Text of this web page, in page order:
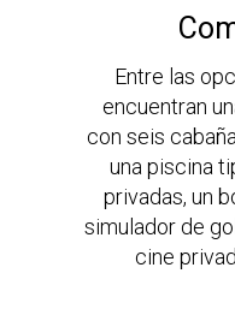
Entre las
encuentran
con seis
una piscina
privadas, un
simulador de
cine